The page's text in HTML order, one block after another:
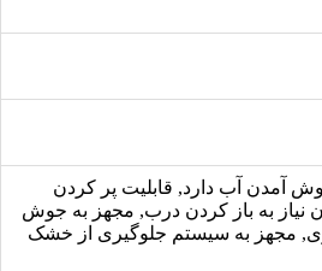
آمدن آب دارد, قابلیت پر کردن
به باز کردن درب, مجهز به جوش
مجهز به سیستم جلوگیری از خشک